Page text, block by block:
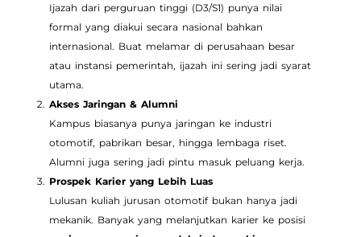
Ijazah dari perguruan tinggi (D3/S1) punya nilai
formal yang diakui secara nasional bahkan
internasional. Buat melamar di perusahaan besar
atau instansi pemerintah, ijazah ini sering jadi syarat
utama.
Akses Jaringan & Alumni
Kampus biasanya punya jaringan ke industri
otomotif, pabrikan besar, hingga lembaga riset.
Alumni juga sering jadi pintu masuk peluang kerja.
Prospek Karier yang Lebih Luas
Lulusan kuliah jurusan otomotif bukan hanya jadi
mekanik. Banyak yang melanjutkan karier ke posisi